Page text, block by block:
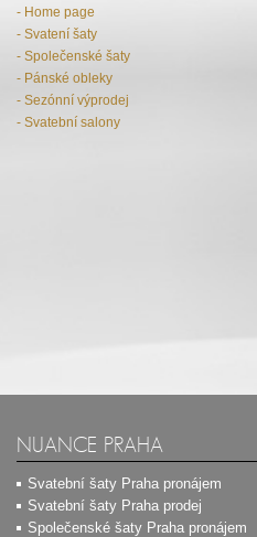
- Home page
- Svatení šaty
- Společenské šaty
- Pánské obleky
- Sezónní výprodej
- Svatební salony
NUANCE PRAHA
Svatební šaty Praha pronájem
Svatební šaty Praha prodej
Společenské šaty Praha pronájem